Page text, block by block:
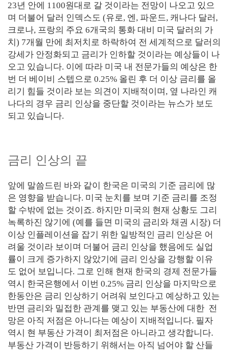
23년 안에 1100원대로 갈 것이라는 전망이 나오고 있으
며 더불어 달러 인덱스도 (유로, 엔, 파운드, 캐나다 달러,
크로나, 프랑의 주요 6개국의 통화 대비 미국 달러의 가
치) 7개월 만에 최저치로 하락하여 전 세계적으로 달러의
강세가 안정화되고 금리가 인하할 것이라는 예상들이 나
오고 있습니다. 이에 따라 미국 내 전문가들의 예상은 한
번 더 베이비 스텝으로 0.25% 올린 후 더 이상 금리를 올
리기 힘들 것이라 보는 의견이 지배적이며, 옆 나라인 캐
나다의 경우 금리 인상을 중단할 것이라는 뉴스가 보도
되고 있습니다.
금리 인상의 끝
앞에 말씀드린 바와 같이 한국은 미국의 기준 금리에 많
은 영향을 받습니다. 미국 눈치를 보며 기준 금리를 조정
할 수밖에 없는 것이죠. 하지만 미국의 현재 상황도 그리
녹록하진 않기에 (예를 들면 미국의 금리와 채권 시장) 더
이상 인플레이션을 잡기 위한 일방적인 금리 인상은 어
려울 것이라 보이며 더불어 금리 인상을 했음에도 실업
률이 크게 증가하지 않았기에 금리 인상을 강행할 이유
도 없어 보입니다. 그로 인해 현재 한국의 경제 전문가들
역시 한국은행에서 이번 0.25% 금리 인상을 마지막으로
한동안은 금리 인상하기 어려워 보인다고 예상하고 있는
반면 금리와 밀접한 관계를 맺고 있는 부동산에 대한 전
망은 아직 저점은 아니다는 예상이 지배적입니다. 필자
역시 현 부동산 가격이 최저점은 아니라고 생각합니다.
부동산 가격이 반등하기 위해서는 아직 넘어야 할 산들